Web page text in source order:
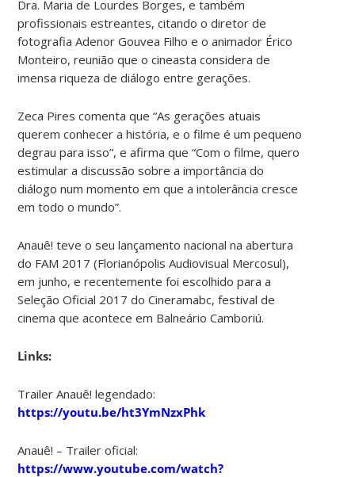
Dra. Maria de Lourdes Borges, e também
profissionais estreantes, citando o diretor de
fotografia Adenor Gouvea Filho e o animador Érico
Monteiro, reunião que o cineasta considera de
imensa riqueza de diálogo entre gerações.
Zeca Pires comenta que “As gerações atuais
querem conhecer a história, e o filme é um pequeno
degrau para isso”, e afirma que “Com o filme, quero
estimular a discussão sobre a importância do
diálogo num momento em que a intolerância cresce
em todo o mundo”.
Anauê! teve o seu lançamento nacional na abertura
do FAM 2017 (Florianópolis Audiovisual Mercosul),
em junho, e recentemente foi escolhido para a
Seleção Oficial 2017 do Cineramabc, festival de
cinema que acontece em Balneário Camboriú.
Links:
Trailer Anauê! legendado:
https://youtu.be/ht3YmNzxPhk
​Anauê! – Trailer oficial:
https://www.youtube.com/watch?